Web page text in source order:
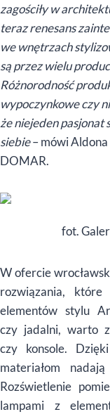
zagościły w
teraz renesans
we wnętrzach
są przez wielu
Różnorodność
wypoczynkowe czy
że niejeden pasjonat
siebie– mówi
DOMAR.
fot.
W ofercie
rozwiązania, które
elementów stylu
czy jadalni, warto
czy konsole.
materiałom
Rozświetlenie
lampami z